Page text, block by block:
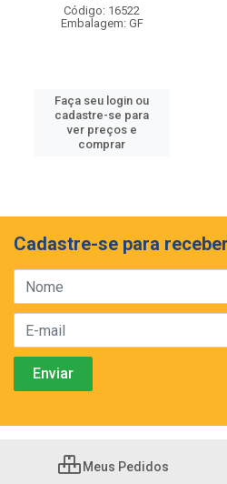
Código: 16522
Embalagem: GF
Faça seu login ou
cadastre-se para
ver preços e
comprar
Cadastre-se para
Meus Pedidos